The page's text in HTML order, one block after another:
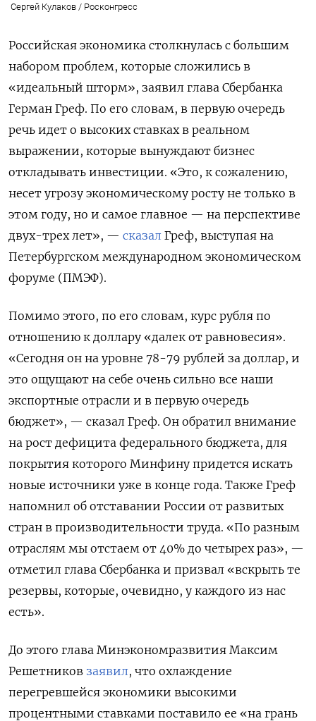
Сергей Кулаков / Росконгресс
Российская экономика столкнулась с большим
набором проблем, которые сложились в
«идеальный шторм», заявил глава Сбербанка
Герман Греф. По его словам, в первую очередь
речь идет о высоких ставках в реальном
выражении, которые вынуждают бизнес
откладывать инвестиции. «Это, к сожалению,
несет угрозу экономическому росту не только в
этом году, но и самое главное — на перспективе
двух-трех лет», — сказал Греф, выступая на
Петербургском международном экономическом
форуме (ПМЭФ).
Помимо этого, по его словам, курс рубля по
отношению к доллару «далек от равновесия».
«Сегодня он на уровне 78-79 рублей за доллар, и
это ощущают на себе очень сильно все наши
экспортные отрасли и в первую очередь
бюджет», — сказал Греф. Он обратил внимание
на рост дефицита федерального бюджета, для
покрытия которого Минфину придется искать
новые источники уже в конце года. Также Греф
напомнил об отставании России от развитых
стран в производительности труда. «По разным
отраслям мы отстаем от 40% до четырех раз», —
отметил глава Сбербанка и призвал «вскрыть те
резервы, которые, очевидно, у каждого из нас
есть».
До этого глава Минэкономразвития Максим
Решетников заявил, что охлаждение
перегревшейся экономики высокими
процентными ставками поставило ее «на грань